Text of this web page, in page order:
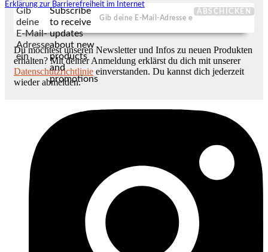
Erklärung zur Barrierefreiheit im Internet
Gib
deine
E-Mail-
Adresse
ein
Subscribe
to receive
updates
about new
products
and
promotions
ABSCHICKEN
Du möchtest unseren Newsletter und Infos zu neuen Produkten
erhalten? Mit deiner Anmeldung erklärst du dich mit unserer
Datenschutzrichtlinie einverstanden. Du kannst dich jederzeit
wieder abmelden.